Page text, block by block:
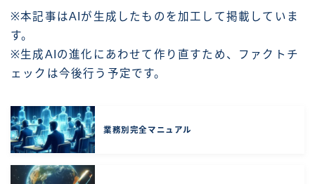
※本記事はAIが生成したものを加工して掲載していま
す。
※生成AIの進化にあわせて作り直すため、ファクトチ
ェックは今後行う予定です。
業務別完全マニュアル